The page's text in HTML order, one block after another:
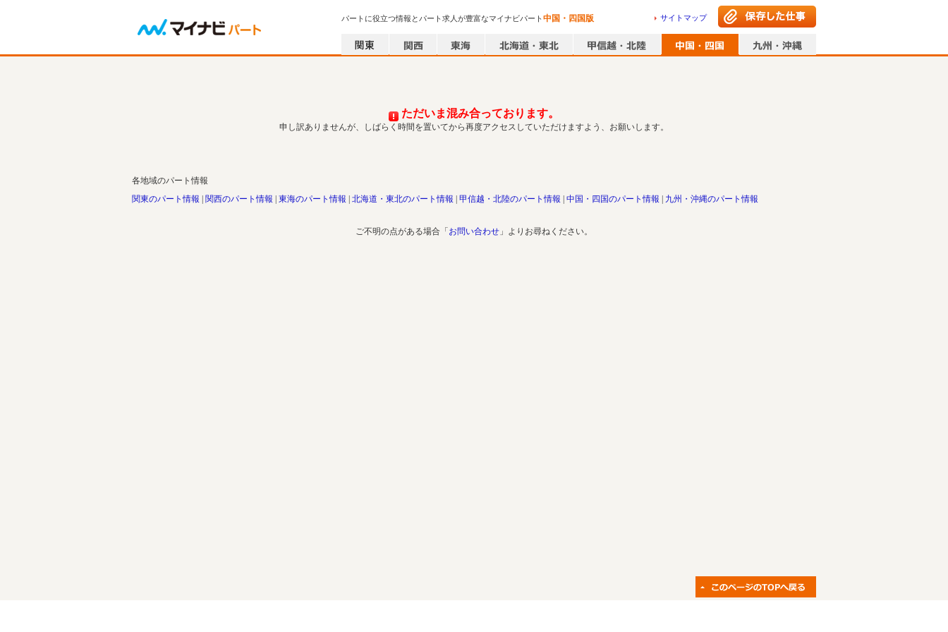
パートに役立つ情報とパート求人が豊富なマイナビパート中国・四国版 サイトマップ
ただいま混み合っております。
申し訳ありませんが、しばらく時間を置いてから再度アクセスしていただけますよう、お願いします。
各地域のパート情報
関東のパート情報
関西のパート情報 東海のパート情報 北海道・東北のパート情報 甲信越・北陸のパート情報 中国・四国のパート情報 九州・沖縄のパート情報
ご不明の点がある場合「 お問い合わせ 」よりお尋ねください。